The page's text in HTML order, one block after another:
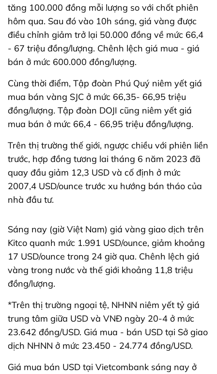
tăng 100.000 đồng mỗi lượng so với chốt phiên
hôm qua. Sau đó vào 10h sáng, giá vàng được
điều chỉnh giảm trở lại 50.000 đồng về mức 66,4
- 67 triệu đồng/lượng. Chênh lệch giá mua - giá
bán ở mức 600.000 đồng/lượng.
Cùng thời điểm, Tập đoàn Phú Quý niêm yết giá
mua bán vàng SJC ở mức 66,35- 66,95 triệu
đồng/lượng. Tập đoàn DOJI cũng niêm yết giá
mua bán ở mức 66,4 - 66,95 triệu đồng/lượng.
Trên thị trường thế giới, ngược chiều với phiên liền
trước, hợp đồng tương lai tháng 6 năm 2023 đã
quay đầu giảm 12,3 USD và cố định ở mức
2007,4 USD/ounce trước xu hướng bán tháo của
nhà đầu tư.
Sáng nay (giờ Việt Nam) giá vàng giao dịch trên
Kitco quanh mức 1.991 USD/ounce, giảm khoảng
17 USD/ounce trong 24 giờ qua. Chênh lệch giá
vàng trong nước và thế giới khoảng 11,8 triệu
đồng/lượng.
*Trên thị trường ngoại tệ, NHNN niêm yết tỷ giá
trung tâm giữa USD và VNĐ ngày 20-4 ở mức
23.642 đồng/USD. Giá mua - bán USD tại Sở giao
dịch NHNN ở mức 23.450 - 24.774 đồng/USD.
Giá mua bán USD tại Vietcombank sáng nay ở